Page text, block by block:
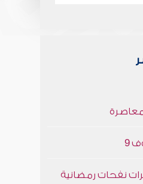
لن يستفيدوا
9
نفحات رمضانية